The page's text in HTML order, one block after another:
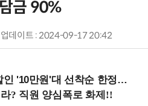
금 90%
업데이트 : 2024-09-17 20:42
'10만원'대 선착순 한정판매!